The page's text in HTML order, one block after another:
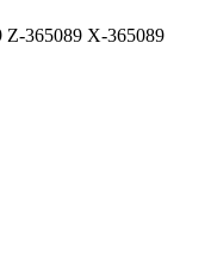
365089 X-365089